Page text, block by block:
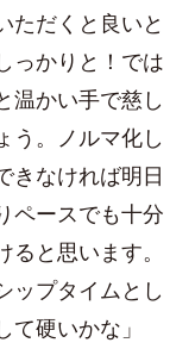
ただくと良いと
っかりと！では
温かい手で慈し
う。ノルマ化し
きなければ明日
ペースでも十分
と思います。
ップタイムとし
硬いかな」